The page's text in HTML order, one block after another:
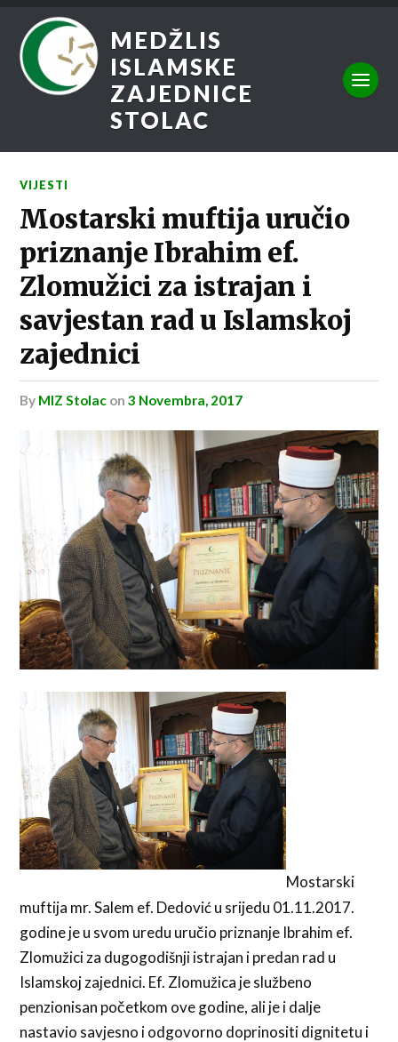
MEDŽLIS
ISLAMSKE
ZAJEDNICE
STOLAC
VIJESTI
Mostarski muftija uručio
priznanje Ibrahim ef.
Zlomužici za istrajan i
savjestan rad u Islamskoj
zajednici
by MIZ Stolac on3 Novembra, 2017
Mostarski
muftija mr. Salem ef. Dedović u srijedu 01.11.2017.
godine je u svom uredu uručio priznanje Ibrahim ef.
Zlomužici za dugogodišnji istrajan i predan rad u
Islamskoj zajednici. Ef. Zlomužica je službeno
penzionisan početkom ove godine, ali je i dalje
nastavio savjesno i odgovorno doprinositi dignitetu i